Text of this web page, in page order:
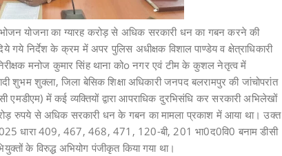
भोजन योजना का ग्यारह करोड़ से अधिक सरकारी धन का गबन करने की
गये निर्देश के क्रम में अपर पुलिस अधीक्षक विशाल पाण्डेय व क्षेत्राधिकारी
मनोज कुमार सिंह थाना कोo नगर एवं टीम के कुशल नेतृत्व में
शुक्ला, जिला बेसिक शिक्षा अधिकारी जनपद बलरामपुर की जांचोपरांत
एमडीएम) में कई व्यक्तियों द्वारा आपराधिक दुरभिसंधि कर सरकारी अभिलेखों
रुपये से अधिक सरकारी धन के गबन का मामला प्रकाश में आया था। उक्त
धारा 409, 467, 468, 471, 120-बी, 201 भा0द0वि0 बनाम डीसी
के विरुद्ध अभियोग पंजीकृत किया गया था।